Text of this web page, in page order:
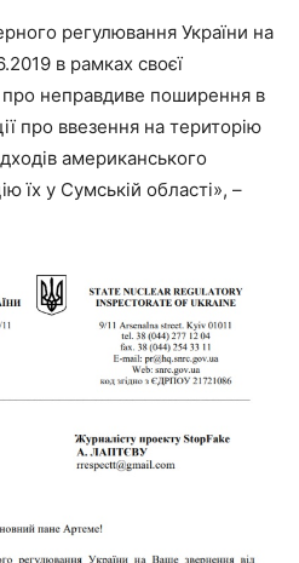
регулювання України на
в рамках своєї
про неправдиве поширення в
про ввезення на територію
американського
їх у Сумській області», –